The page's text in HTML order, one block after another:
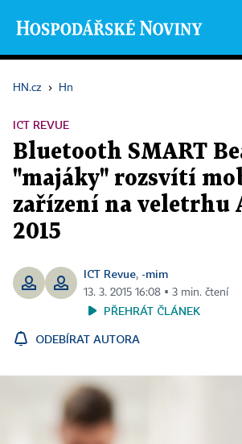
HN.cz › Hn
ICT REVUE
Bluetooth SMART
"majáky" rozsvítí
zařízení na veletrhu
2015
ICT Revue, -mim
13. 3. 2015 16:08 ▪ 3 min. čtení
PŘEHRÁT ČLÁNEK
ODEBÍRAT AUTORA